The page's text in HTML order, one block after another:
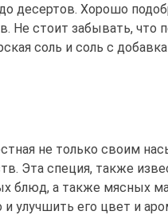
десертов. Хорошо
Не стоит забывать,
соль и соль с
не только своим
Эта специя, также
блюд, а также мясных
улучшить его цвет и